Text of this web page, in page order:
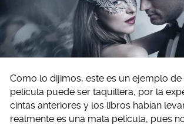
Como lo dijimos, este es un ejemplo de
película puede ser taquillera, por la
cintas anteriores y los libros habían
realmente es una mala película, pues